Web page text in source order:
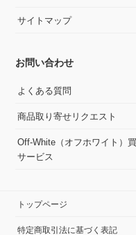
サイトマップ
お問い合わせ
よくある質問
商品取り寄せリクエスト
Off-White（オフホワイト）
サービス
トップページ
特定商取引法に基づく表記